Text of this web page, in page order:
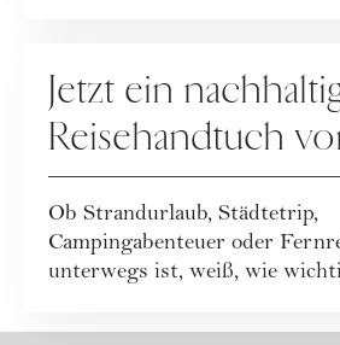
Jetzt ein
Reisehandtuch
Buvanha
Ob Strandurlaub, Städtetrip,
Campingabenteuer oder
unterwegs ist, weiß, wie